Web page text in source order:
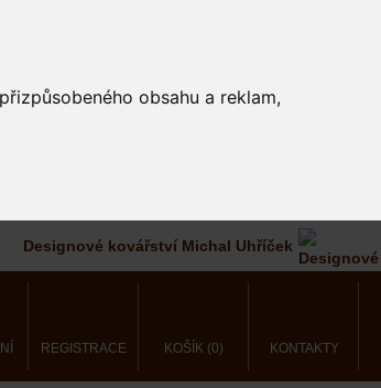
obsahu a reklam,
Designové kovářství Michal Uhříček
REGISTRACE KOŠÍK (0) KONTAKTY